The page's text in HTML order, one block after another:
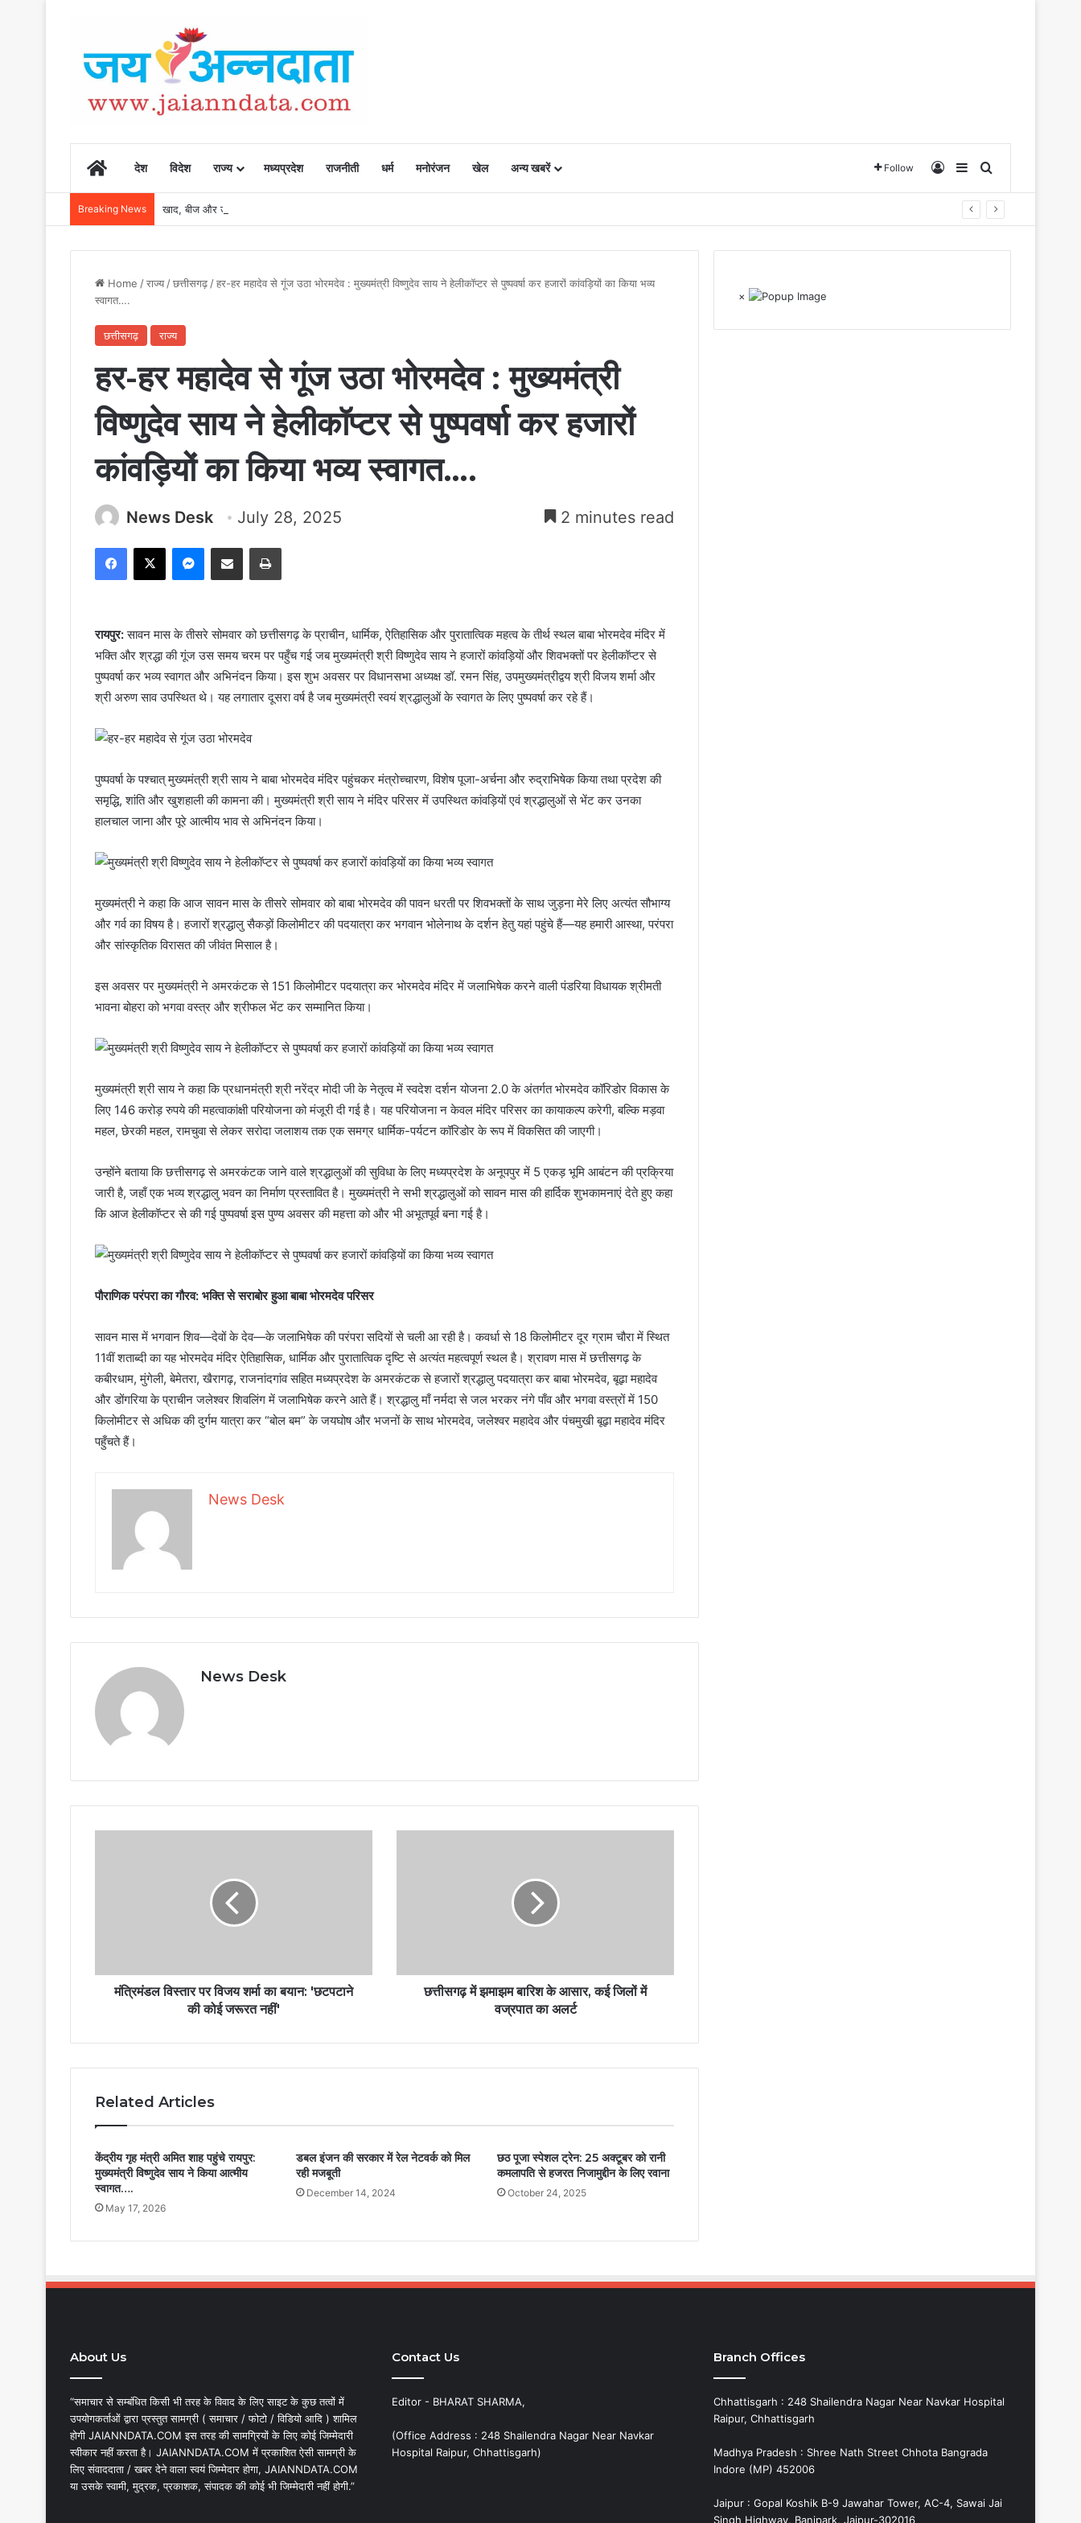
Homeदेश विदेश राज्य मध्यप्रदेश राजनीती धर्म मनोरंजन खेल अन्य खबरें Follow Log InSidebarSearch for
Breaking News खाद, बीज और उर्वरकों की समय पर उपलब्धता से किसानों में उत्साह, नैनो डीएपी और नैनो यूरिया बने किसानों के भरोसेमंद कृषि साथी…..
Home /राज्य/छत्तीसगढ़/हर-हर महादेव से गूंज उठा भोरमदेव : मुख्यमंत्री विष्णुदेव साय ने हेलीकॉप्टर से पुष्पवर्षा कर हजारों कांवड़ियों का किया भव्य
स्वागत….
छत्तीसगढ़ राज्य
हर-हर महादेव से गूंज उठा भोरमदेव : मुख्यमंत्री
विष्णुदेव साय ने हेलीकॉप्टर से पुष्पवर्षा कर हजारों
कांवड़ियों का किया भव्य स्वागत….
News Desk July 28, 2025 2 minutes read
Facebook
X Messenger
Share via Email Print
रायपुर:सावन मास के तीसरे सोमवार को छत्तीसगढ़ के प्राचीन, धार्मिक, ऐतिहासिक और पुरातात्विक महत्व के तीर्थ स्थल बाबा भोरमदेव मंदिर में
भक्ति और श्रद्धा की गूंज उस समय चरम पर पहुँच गई जब मुख्यमंत्री श्री विष्णुदेव साय ने हजारों कांवड़ियों और शिवभक्तों पर हेलीकॉप्टर से
पुष्पवर्षा कर भव्य स्वागत और अभिनंदन किया। इस शुभ अवसर पर विधानसभा अध्यक्ष डॉ. रमन सिंह, उपमुख्यमंत्रीद्वय श्री विजय शर्मा और
श्री अरुण साव उपस्थित थे। यह लगातार दूसरा वर्ष है जब मुख्यमंत्री स्वयं श्रद्धालुओं के स्वागत के लिए पुष्पवर्षा कर रहे हैं।
पुष्पवर्षा के पश्चात् मुख्यमंत्री श्री साय ने बाबा भोरमदेव मंदिर पहुंचकर मंत्रोच्चारण, विशेष पूजा-अर्चना और रुद्राभिषेक किया तथा प्रदेश की
समृद्धि, शांति और खुशहाली की कामना की। मुख्यमंत्री श्री साय ने मंदिर परिसर में उपस्थित कांवड़ियों एवं श्रद्धालुओं से भेंट कर उनका
हालचाल जाना और पूरे आत्मीय भाव से अभिनंदन किया।
मुख्यमंत्री ने कहा कि आज सावन मास के तीसरे सोमवार को बाबा भोरमदेव की पावन धरती पर शिवभक्तों के साथ जुड़ना मेरे लिए अत्यंत सौभाग्य
और गर्व का विषय है। हजारों श्रद्धालु सैकड़ों किलोमीटर की पदयात्रा कर भगवान भोलेनाथ के दर्शन हेतु यहां पहुंचे हैं—यह हमारी आस्था, परंपरा
और सांस्कृतिक विरासत की जीवंत मिसाल है।
इस अवसर पर मुख्यमंत्री ने अमरकंटक से 151 किलोमीटर पदयात्रा कर भोरमदेव मंदिर में जलाभिषेक करने वाली पंडरिया विधायक श्रीमती
भावना बोहरा को भगवा वस्त्र और श्रीफल भेंट कर सम्मानित किया।
मुख्यमंत्री श्री साय ने कहा कि प्रधानमंत्री श्री नरेंद्र मोदी जी के नेतृत्व में स्वदेश दर्शन योजना 2.0 के अंतर्गत भोरमदेव कॉरिडोर विकास के
लिए 146 करोड़ रुपये की महत्वाकांक्षी परियोजना को मंजूरी दी गई है। यह परियोजना न केवल मंदिर परिसर का कायाकल्प करेगी, बल्कि मड़वा
महल, छेरकी महल, रामचुवा से लेकर सरोदा जलाशय तक एक समग्र धार्मिक-पर्यटन कॉरिडोर के रूप में विकसित की जाएगी।
उन्होंने बताया कि छत्तीसगढ़ से अमरकंटक जाने वाले श्रद्धालुओं की सुविधा के लिए मध्यप्रदेश के अनूपपुर में 5 एकड़ भूमि आबंटन की प्रक्रिया
जारी है, जहाँ एक भव्य श्रद्धालु भवन का निर्माण प्रस्तावित है। मुख्यमंत्री ने सभी श्रद्धालुओं को सावन मास की हार्दिक शुभकामनाएं देते हुए कहा
कि आज हेलीकॉप्टर से की गई पुष्पवर्षा इस पुण्य अवसर की महत्ता को और भी अभूतपूर्व बना गई है।
पौराणिक परंपरा का गौरव: भक्ति से सराबोर हुआ बाबा भोरमदेव परिसर
सावन मास में भगवान शिव—देवों के देव—के जलाभिषेक की परंपरा सदियों से चली आ रही है। कवर्धा से 18 किलोमीटर दूर ग्राम चौरा में स्थित
11वीं शताब्दी का यह भोरमदेव मंदिर ऐतिहासिक, धार्मिक और पुरातात्विक दृष्टि से अत्यंत महत्वपूर्ण स्थल है। श्रावण मास में छत्तीसगढ़ के
कबीरधाम, मुंगेली, बेमेतरा, खैरागढ़, राजनांदगांव सहित मध्यप्रदेश के अमरकंटक से हजारों श्रद्धालु पदयात्रा कर बाबा भोरमदेव, बूढ़ा महादेव
और डोंगरिया के प्राचीन जलेश्वर शिवलिंग में जलाभिषेक करने आते हैं। श्रद्धालु माँ नर्मदा से जल भरकर नंगे पाँव और भगवा वस्त्रों में 150
किलोमीटर से अधिक की दुर्गम यात्रा कर “बोल बम” के जयघोष और भजनों के साथ भोरमदेव, जलेश्वर महादेव और पंचमुखी बूढ़ा महादेव मंदिर
पहुँचते हैं।
News Desk
News Desk
मंत्रिमंडल विस्तार पर विजय शर्मा का बयान: 'छटपटाने
की कोई जरूरत नहीं'
छत्तीसगढ़ में झमाझम बारिश के आसार, कई जिलों में
वज्रपात का अलर्ट
Related Articles
केंद्रीय गृह मंत्री अमित शाह पहुंचे रायपुर:
मुख्यमंत्री विष्णुदेव साय ने किया आत्मीय
स्वागत….
May 17, 2026
डबल इंजन की सरकार में रेल नेटवर्क को मिल
रही मजबूती
December 14, 2024
छठ पूजा स्पेशल ट्रेन: 25 अक्टूबर को रानी
कमलापति से हजरत निजामुद्दीन के लिए रवाना
October 24, 2025
×
About Us
“समाचार से सम्बंधित किसी भी तरह के विवाद के लिए साइट के कुछ तत्वों में
उपयोगकर्ताओं द्वारा प्रस्तुत सामग्री ( समाचार / फोटो / विडियो आदि ) शामिल
होगी JAIANNDATA.COM इस तरह की सामग्रियों के लिए कोई जिम्मेदारी
स्वीकार नहीं करता है। JAIANNDATA.COM में प्रकाशित ऐसी सामग्री के
लिए संवाददाता / खबर देने वाला स्वयं जिम्मेदार होगा, JAIANNDATA.COM
या उसके स्वामी, मुद्रक, प्रकाशक, संपादक की कोई भी जिम्मेदारी नहीं होगी.”
Contact Us
Editor - BHARAT SHARMA,
(Office Address : 248 Shailendra Nagar Near Navkar
Hospital Raipur, Chhattisgarh)
Branch Offices
Chhattisgarh : 248 Shailendra Nagar Near Navkar Hospital
Raipur, Chhattisgarh
Madhya Pradesh : Shree Nath Street Chhota Bangrada
Indore (MP) 452006
Jaipur : Gopal Koshik B-9 Jawahar Tower, AC-4, Sawai Jai
Singh Highway, Banipark, Jaipur-302016